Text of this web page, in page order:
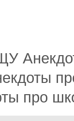
про